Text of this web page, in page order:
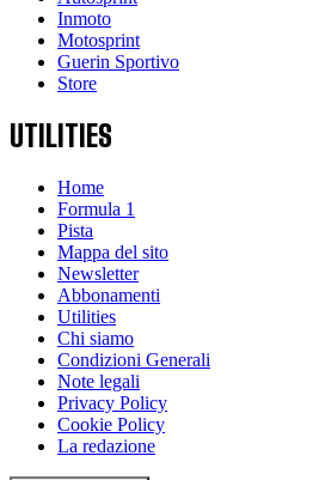
Inmoto
Motosprint
Guerin Sportivo
Store
UTILITIES
Home
Formula 1
Pista
Mappa del sito
Newsletter
Abbonamenti
Utilities
Chi siamo
Condizioni Generali
Note legali
Privacy Policy
Cookie Policy
La redazione